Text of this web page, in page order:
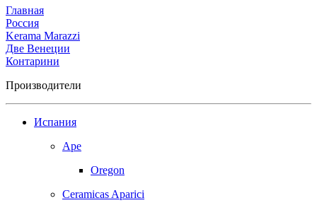
Главная
Россия
Kerama Marazzi
Две Венеции
Контарини
Производители
Испания
Ape
Oregon
Ceramicas Aparici